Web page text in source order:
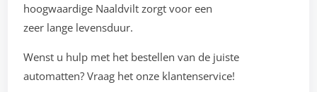
hoogwaardige Naaldvilt zorgt voor een
zeer lange levensduur.
Wenst u hulp met het bestellen van de juiste
automatten? Vraag het onze klantenservice!